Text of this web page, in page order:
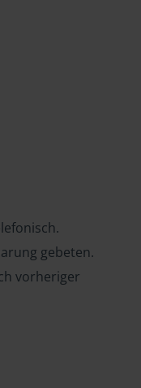
gebeten.
vorheriger